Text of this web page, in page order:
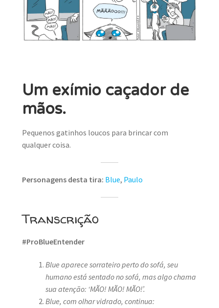
MINHA CONTA
CARRINHO
Um exímio caçador de
mãos.
Pequenos gatinhos loucos para brincar com
qualquer coisa.
Personagens desta tira: Blue, Paulo
Transcrição
#ProBlueEntender
Blue aparece sorrateiro perto do sofá, seu
humano está sentado no sofá, mas algo chama
sua atenção: ‘MÃO! MÃO! MÃO!’.
Blue, com olhar vidrado, continua: